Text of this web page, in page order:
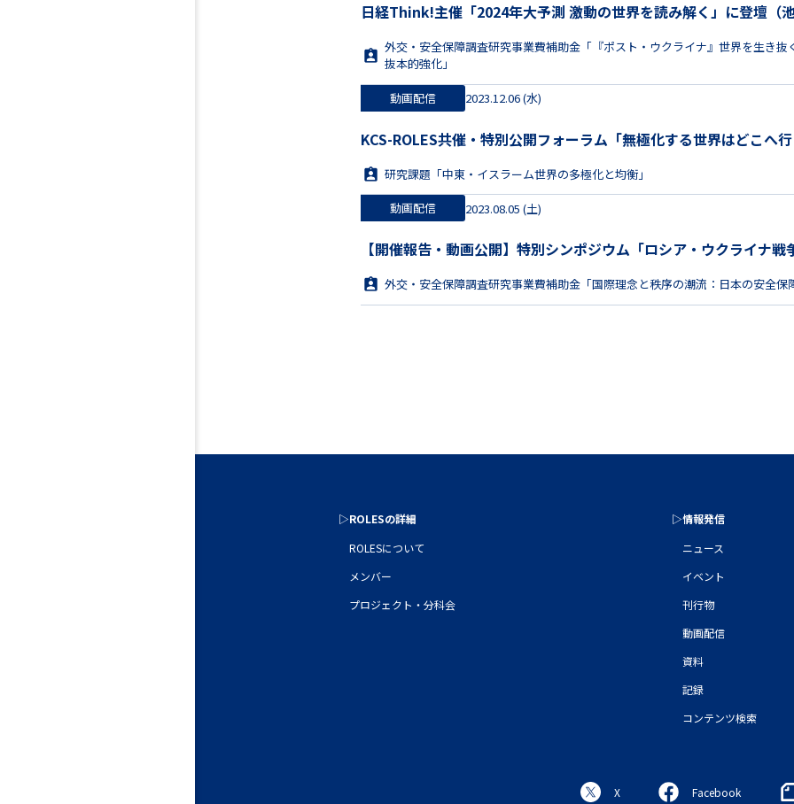
日経Think!主催「2024年大予測 激動の世界を読み解く」に登壇（
外交・安全保障調査研究事業費補助金「『ポスト・ウクライナ』世界を生き
抜本的強化」
動画配信 2023.12.06 (水)
KCS-ROLES共催・特別公開フォーラム「無極化する世界はどこへ
研究課題「中東・イスラーム世界の多極化と均衡」
動画配信 2023.08.05 (土)
【開催報告・動画公開】特別シンポジウム「ロシア・ウクライナ戦
外交・安全保障調査研究事業費補助金「国際理念と秩序の潮流：日本の安全保
▷ROLESの詳細
ROLESについて
メンバー
プロジェクト・分科会
▷情報発信
ニュース
イベント
刊行物
動画配信
資料
記録
コンテンツ検索
X Facebook